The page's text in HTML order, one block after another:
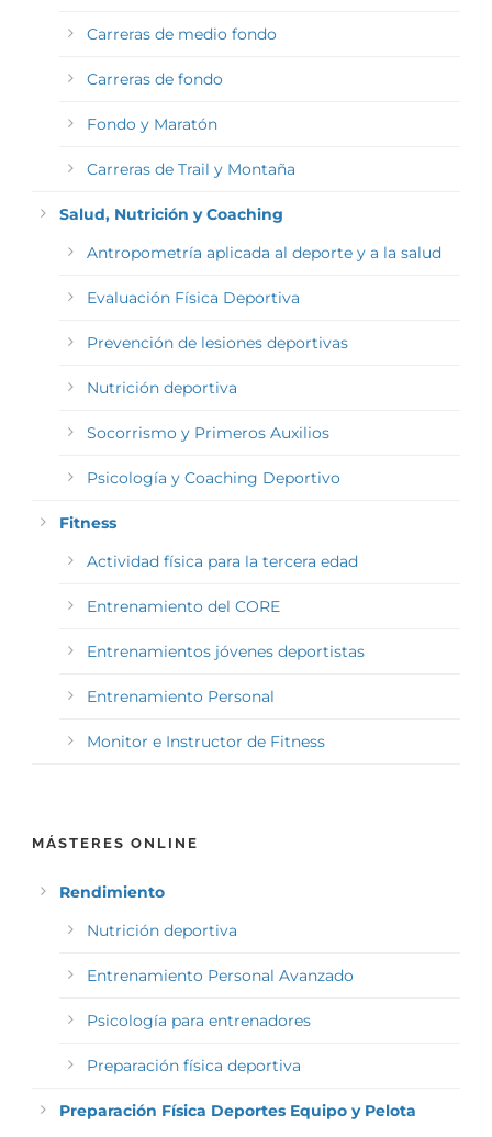
Carreras de medio fondo
Carreras de fondo
Fondo y Maratón
Carreras de Trail y Montaña
Salud, Nutrición y Coaching
Antropometría aplicada al deporte y a la salud
Evaluación Física Deportiva
Prevención de lesiones deportivas
Nutrición deportiva
Socorrismo y Primeros Auxilios
Psicología y Coaching Deportivo
Fitness
Actividad física para la tercera edad
Entrenamiento del CORE
Entrenamientos jóvenes deportistas
Entrenamiento Personal
Monitor e Instructor de Fitness
MÁSTERES ONLINE
Rendimiento
Nutrición deportiva
Entrenamiento Personal Avanzado
Psicología para entrenadores
Preparación física deportiva
Preparación Física Deportes Equipo y Pelota